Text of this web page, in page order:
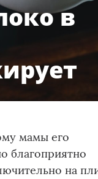
в
мамы его
благоприятно
на